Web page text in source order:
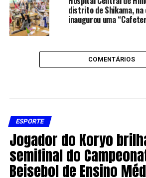
distrito de Shikama, na
inaugurou uma
COMENTÁRIOS
ESPORTE
Jogador do Koryo
semifinal do
Beisebol de Ensino